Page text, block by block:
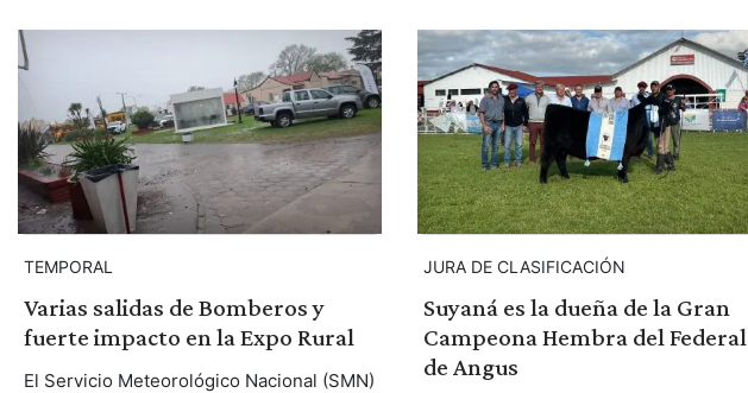
TEMPORAL
Varias salidas de Bomberos y
fuerte impacto en la Expo Rural
El Servicio Meteorológico Nacional (SMN)
JURA DE CLASIFICACIÓN
Suyaná es la dueña de la Gran
Campeona Hembra del Federal
de Angus